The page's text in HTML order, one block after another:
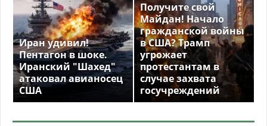
Иран удивил!
Пентагон в шоке.
Иранский "Шахед"
атаковал авианосец
США
Получите свой
Майдан! Начало
гражданской войны
в США? Трамп
угрожает
протестантам в
случае захвата
госучреждений